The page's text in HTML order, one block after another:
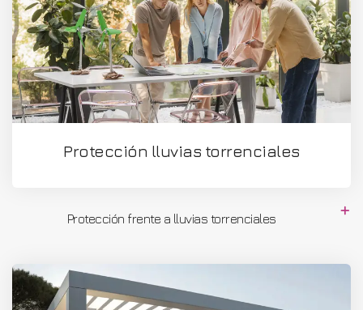
Protección lluvias torrenciales
Protección frente a lluvias torrenciales